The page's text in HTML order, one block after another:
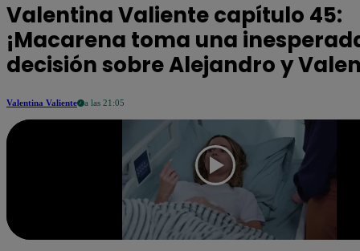
Valentina Valiente capítulo 45:
¡Macarena toma una
decisión sobre Alejandro y
Valentina Valiente a las 21:05